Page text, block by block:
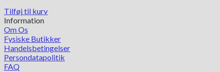
Tilføj til kurv
Information
Om Os
Fysiske Butikker
Handelsbetingelser
Persondatapolitik
FAQ